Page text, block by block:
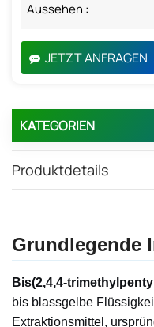
Aussehen :
JETZT ANFRAGEN
KATEGORIEN
Produktdetails
Grundlegende
Bis(2,4,4-
bis blassgelbe
Extraktionsmittel,